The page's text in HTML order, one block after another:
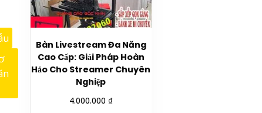
Bàn Livestream Đa Năng
Cao Cấp: Giải Pháp Hoàn
Hảo Cho Streamer Chuyên
Nghiệp
4.000.000 ₫